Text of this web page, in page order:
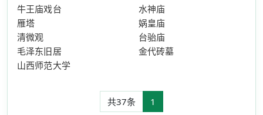
牛王庙戏台
水神庙
雁塔
娲皇庙
清微观
台骀庙
毛泽东旧居
金代砖墓
山西师范大学
共37条 1